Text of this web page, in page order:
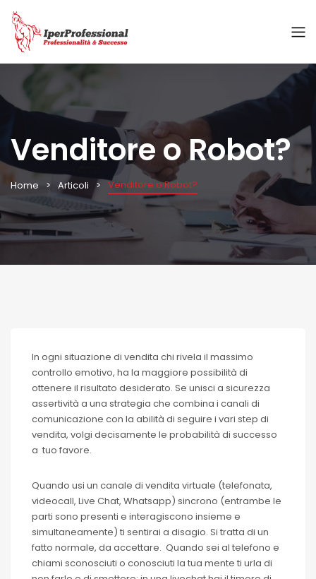
Venditore o Robot?
Home Articoli Venditore o Robot?
In ogni situazione di vendita chi rivela il massimo
controllo emotivo, ha la maggiore possibilità di
ottenere il risultato desiderato. Se unisci a sicurezza
assertività a una strategia che combina i canali di
comunicazione con la abilità di seguire i vari step di
vendita, volgi decisamente le probabilità di successo
a tuo favore.
Quando usi un canale di vendita virtuale (telefonata,
videocall, Live Chat, Whatsapp) sincrono (entrambe le
parti sono presenti e interagiscono insieme e
simultaneamente) ti sentirai a disagio. Si tratta di un
fatto normale, da accettare. Quando sei al telefono e
chiami sconosciuti o conosciuti la tua mente ti urla di